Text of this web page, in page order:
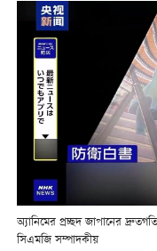
অ্যানিমের প্রচ্ছদ জাপানের
সিএমজি সম্পাদকীয়